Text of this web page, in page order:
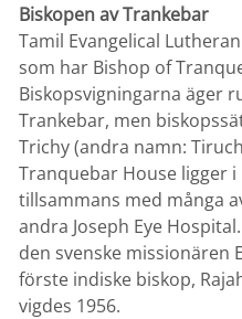
Biskopen av Trankebar
Tamil Evangelical
som har Bishop of
Biskopsvigningarna äger
Trankebar, men
Trichy (andra namn:
Tranquebar House ligger
tillsammans med många
andra Joseph Eye
den svenske missionären
förste indiske biskop,
vigdes 1956.